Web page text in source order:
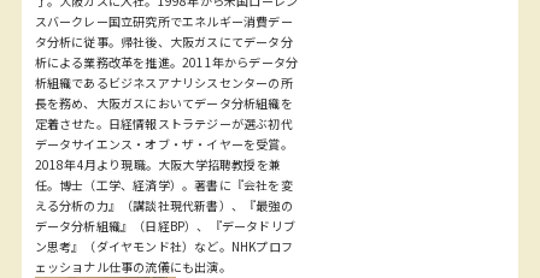
スバークレー国立研究所でエネルギー消費デー
タ分析に従事。帰社後、大阪ガスにてデータ分
析による業務改革を推進。2011年からデータ分
析組織であるビジネスアナリシスセンターの所
長を務め、大阪ガスにおいてデータ分析組織を
定着させた。日経情報ストラテジーが選ぶ初代
データサイエンス・オブ・ザ・イヤーを受賞。
2018年4月より現職。大阪大学招聘教授を兼
任。博士（工学、経済学）。著書に『会社を変
える分析の力』（講談社現代新書）、『最強の
データ分析組織』（日経BP）、『データドリブ
ン思考』（ダイヤモンド社）など。NHKプロフ
ェッショナル仕事の流儀にも出演。